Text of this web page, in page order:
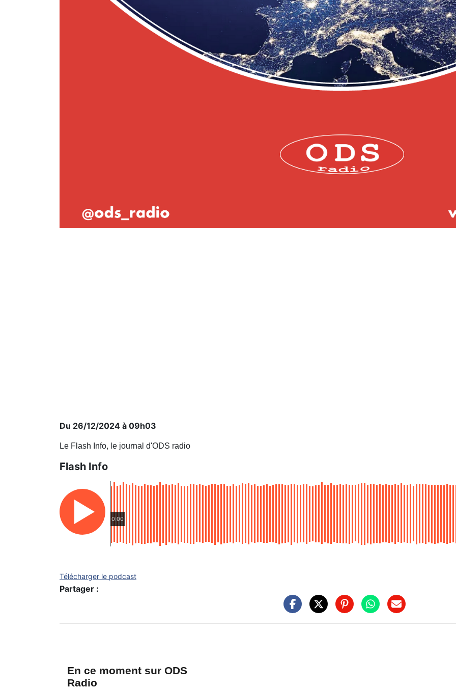
Du 26/12/2024 à 09h03
Le Flash Info, le journal d'ODS radio
Flash Info
0:00
Télécharger le podcast
Partager :
En ce moment sur ODS
Radio